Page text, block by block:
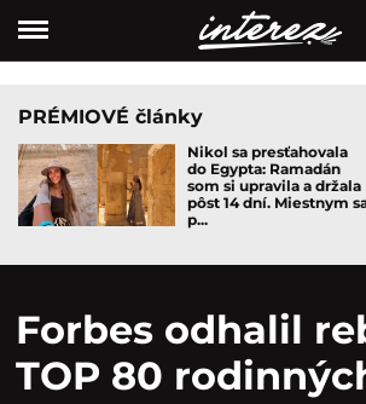
PRÉMIOVÉ články
Nikol sa presťahovala
do Egypta: Ramadán
som si upravila a držala
pôst 14 dní. Miestnym
p...
Forbes odhalil
TOP 80